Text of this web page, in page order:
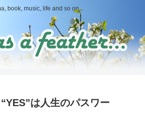
book, music, life and so on...
“YES”は人生のパスワー